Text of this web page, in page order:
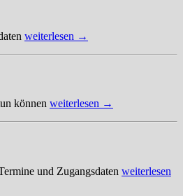
weiterlesen →
können weiterlesen →
und Zugangsdaten weiterlesen